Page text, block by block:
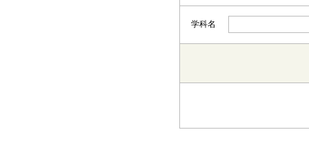
学科名